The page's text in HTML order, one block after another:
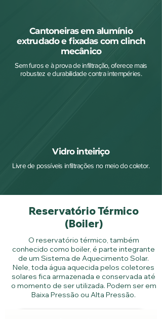
Cantoneiras em alumínio
extrudado e fixadas com clinch
mecânico
Sem furos e à prova de infiltração, oferece mais
robustez e durabilidade contra intempéries.
Vidro inteiriço
Livre de possíveis infiltrações no meio do coletor.
Reservatório Térmico
(Boiler)
O reservatório térmico, também
conhecido como boiler, é parte integrante
de um Sistema de Aquecimento Solar.
Nele, toda água aquecida pelos coletores
solares fica armazenada e conservada até
o momento de ser utilizada. Podem ser em
Baixa Pressão ou Alta Pressão.